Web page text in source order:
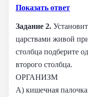
Показать ответ
Задание 2.
царствами живой
столбца подберите
второго столбца.
ОРГАНИЗМ
А) кишечная палочка